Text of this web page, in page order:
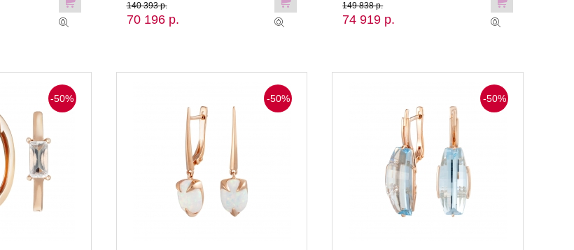
70 196 р.
140 393 р.
74 919 р.
149 838 р.
-50% -50% -50%